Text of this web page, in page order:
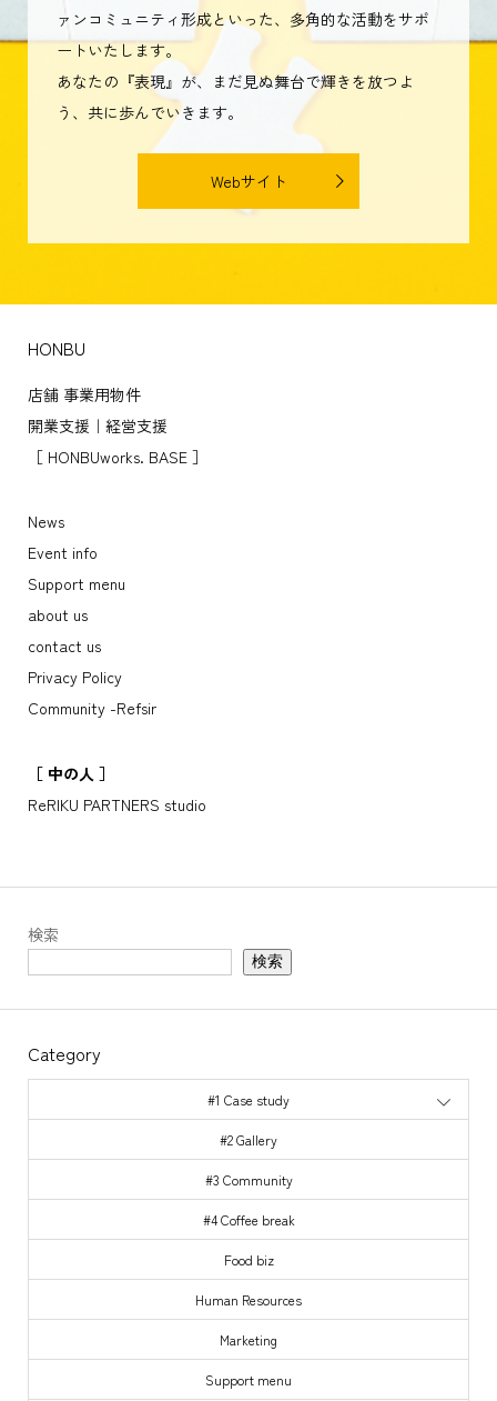
ァンコミュニティ形成といった、多角的な活動をサポ
ートいたします。
あなたの『表現』が、まだ見ぬ舞台で輝きを放つよ
う、共に歩んでいきます。
Webサイト
HONBU
店舗 事業用物件
開業支援｜経営支援
［ HONBUworks. BASE ］
News
Event info
Support menu
about us
contact us
Privacy Policy
Community -Refsir
［ 中の人 ］
ReRIKU PARTNERS studio
検索
検索
Category
#1 Case study
#2 Gallery
#3 Community
#4 Coffee break
Food biz
Human Resources
Marketing
Support menu